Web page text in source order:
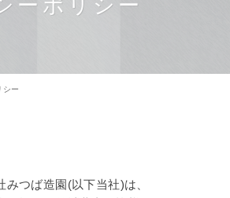
シー
みつば造園(以下当社)は、